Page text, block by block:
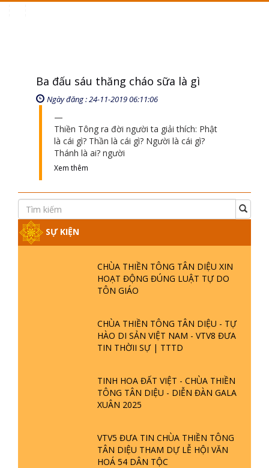
Ba đấu sáu thăng cháo sữa là gì
Ngày đăng : 24-11-2019 06:11:06
Thiền Tông ra đời người ta giải thích: Phật
là cái gì? Thần là cái gì? Người là cái gì?
Thánh là ai? người
Xem thêm
SỰ KIỆN
CHÙA THIỀN TÔNG TÂN DIỆU XIN
HOẠT ĐỘNG ĐÚNG LUẬT TỰ DO
TÔN GIÁO
CHÙA THIỀN TÔNG TÂN DIỆU - TỰ
HÀO DI SẢN VIỆT NAM - VTV8 ĐƯA
TIN THỜII SỰ | TTTD
TINH HOA ĐẤT VIỆT - CHÙA THIỀN
TÔNG TÂN DIỆU - DIỄN ĐÀN GALA
XUÂN 2025
VTV5 ĐƯA TIN CHÙA THIỀN TÔNG
TÂN DIỆU THAM DỰ LỄ HỘI VĂN
HOÁ 54 DÂN TỘC